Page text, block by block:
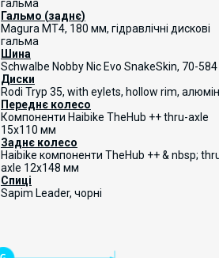
гальма
Гальмо (заднє)
Magura MT4, 180 мм, гідравлічні дискові
гальма
Шина
Schwalbe Nobby Nic Evo SnakeSkin, 70-584
Диски
Rodi Tryp 35, with eylets, hollow rim,
Переднє колесо
Компоненти Haibike TheHub ++ thru-axle
15x110 мм
Заднє колесо
Haibike компоненти TheHub ++ & nbsp;
axle 12x148 мм
Спиці
Sapim Leader, чорні